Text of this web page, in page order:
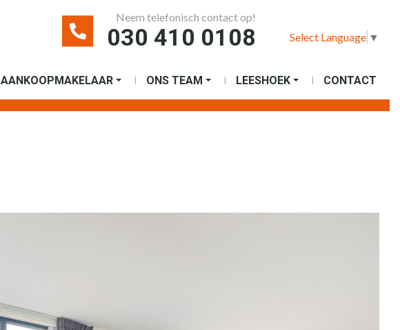
Neem telefonisch contact op!
030 410 0108 Select Language ▼
AANKOOPMAKELAAR ONS TEAM LEESHOEK CONTACT